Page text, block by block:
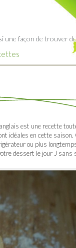
une façon de trouver
est une recette
idéales en cette saison.
ou plus
dessert le jour J sans